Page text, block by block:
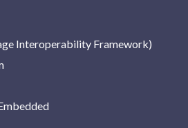
Interoperability Framework)